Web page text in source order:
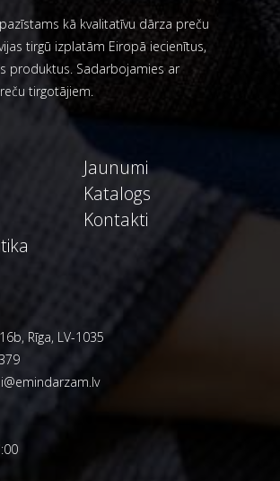
pazīstams kā kvalitatīvu dārza preču
tirgū izplatām Eiropā iecienītus,
produktus. Sadarbojamies ar
tirgotājiem.
Jaunumi
Katalogs
Kontakti
Rīga, LV-1035